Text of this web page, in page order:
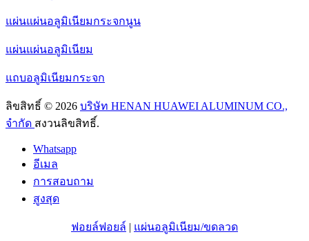
แผ่นแผ่นอลูมิเนียมกระจกนูน
แผ่นแผ่นอลูมิเนียม
แถบอลูมิเนียมกระจก
ลิขสิทธิ์ © 2026 บริษัท HENAN HUAWEI ALUMINUM CO.,
จำกัด สงวนลิขสิทธิ์.
Whatsapp
อีเมล
การสอบถาม
สูงสุด
ฟอยล์ฟอยล์ | แผ่นอลูมิเนียม/ขดลวด